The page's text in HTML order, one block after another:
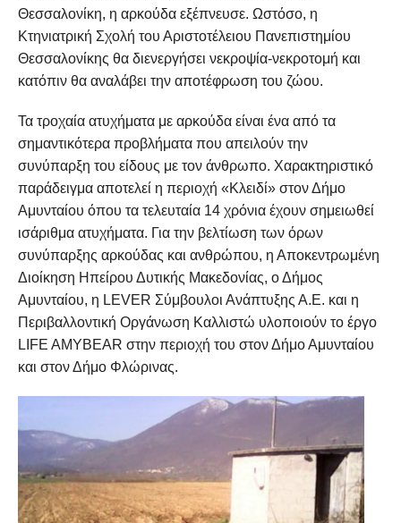
Θεσσαλονίκη, η αρκούδα εξέπνευσε. Ωστόσο, η
Κτηνιατρική Σχολή του Αριστοτέλειου Πανεπιστημίου
Θεσσαλονίκης θα διενεργήσει νεκροψία-νεκροτομή και
κατόπιν θα αναλάβει την αποτέφρωση του ζώου.
Τα τροχαία ατυχήματα με αρκούδα είναι ένα από τα
σημαντικότερα προβλήματα που απειλούν την
συνύπαρξη του είδους με τον άνθρωπο. Χαρακτηριστικό
παράδειγμα αποτελεί η περιοχή «Κλειδί» στον Δήμο
Αμυνταίου όπου τα τελευταία 14 χρόνια έχουν σημειωθεί
ισάριθμα ατυχήματα. Για την βελτίωση των όρων
συνύπαρξης αρκούδας και ανθρώπου, η Αποκεντρωμένη
Διοίκηση Ηπείρου Δυτικής Μακεδονίας, ο Δήμος
Αμυνταίου, η LEVER Σύμβουλοι Ανάπτυξης Α.Ε. και η
Περιβαλλοντική Οργάνωση Καλλιστώ υλοποιούν το έργο
LIFE AMYBEAR στην περιοχή του στον Δήμο Αμυνταίου
και στον Δήμο Φλώρινας.